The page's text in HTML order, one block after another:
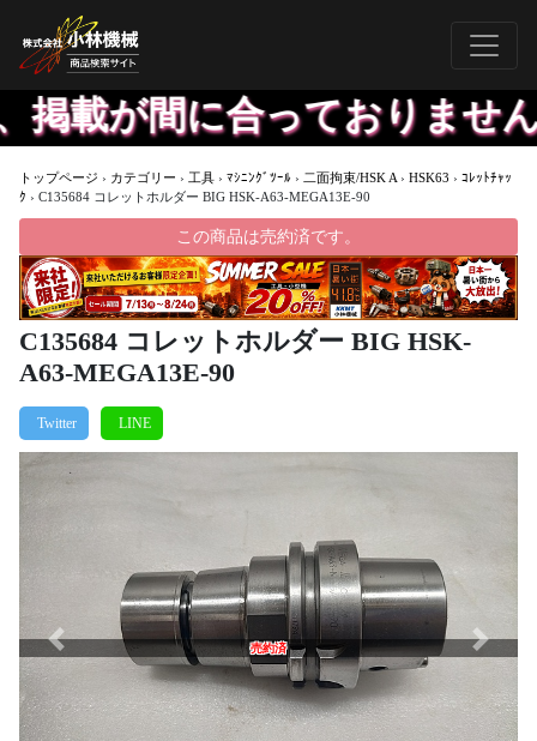
間に合っておりません、
トップページ › カテゴリー › 工具 › ﾏｼﾆﾝｸﾞﾂｰﾙ › 二面拘束/HSK A › HSK63 › ｺﾚｯﾄﾁｬｯ
ｸ › C135684 コレットホルダー BIG HSK-A63-MEGA13E-90
この商品は売約済です。
C135684 コレットホルダー BIG HSK-
A63-MEGA13E-90
売約済
Previous Next